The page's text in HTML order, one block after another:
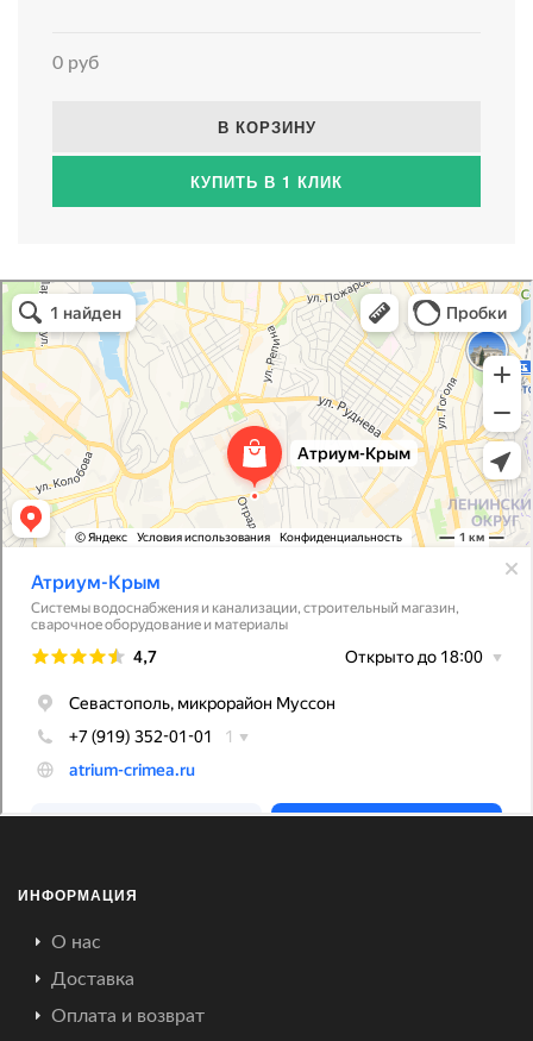
0 руб
В КОРЗИНУ
КУПИТЬ В 1 КЛИК
Атриум-Крым
Системы водоснабжения, отопления, канализации в Севастополе
Снабжение строительных объектов в Севастополе
ИНФОРМАЦИЯ
О нас
Доставка
Оплата и возврат